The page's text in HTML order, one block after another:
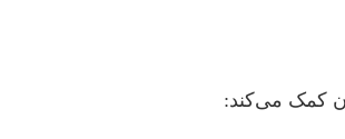
کمک می‌کند: